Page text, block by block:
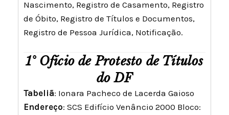
Nascimento, Registro de Casamento, Registro
de Óbito, Registro de Títulos e Documentos,
Registro de Pessoa Jurídica, Notificação.
1° Ofício de Protesto de Títulos
do DF
Tabeliã: Ionara Pacheco de Lacerda Gaioso
Endereço: SCS Edifício Venâncio 2000 Bloco: